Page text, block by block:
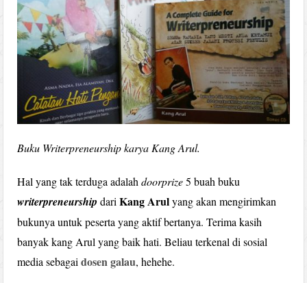
Buku Writerpreneurship karya Kang Arul.
Hal yang tak terduga adalah doorprize5 buah buku
writerpreneurship dariKang Arulyang akan mengirimkan
bukunya untuk peserta yang aktif bertanya. Terima kasih
banyak kang Arul yang baik hati. Beliau terkenal di sosial
media sebagaidosen galau, hehehe.